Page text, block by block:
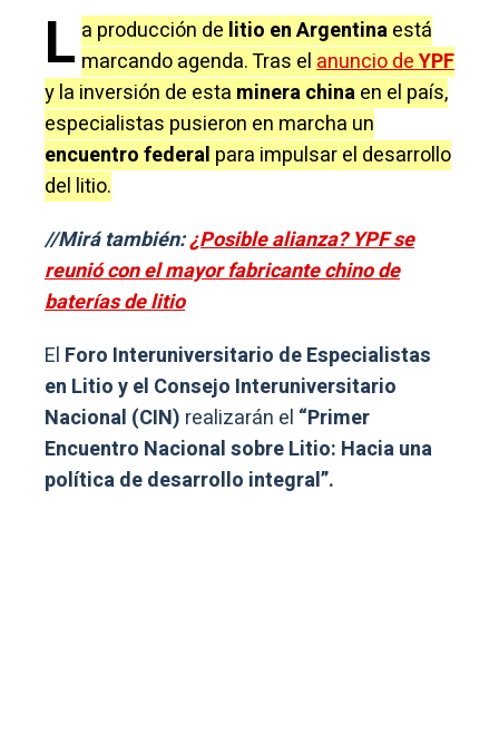
L a producción de litio en Argentinaestá
marcando agenda. Tras elanuncio deYPF
y la inversión de esta minera chinaen el país,
especialistas pusieron en marcha un
encuentro federal para impulsar el desarrollo
del litio.
//Mirá también:¿Posible alianza? YPF se
reunió con el mayor fabricante chino de
baterías de litio
El Foro Interuniversitario de Especialistas
en Litio y el Consejo Interuniversitario
Nacional (CIN) realizarán el “Primer
Encuentro Nacional sobre Litio: Hacia una
política de desarrollo integral”.